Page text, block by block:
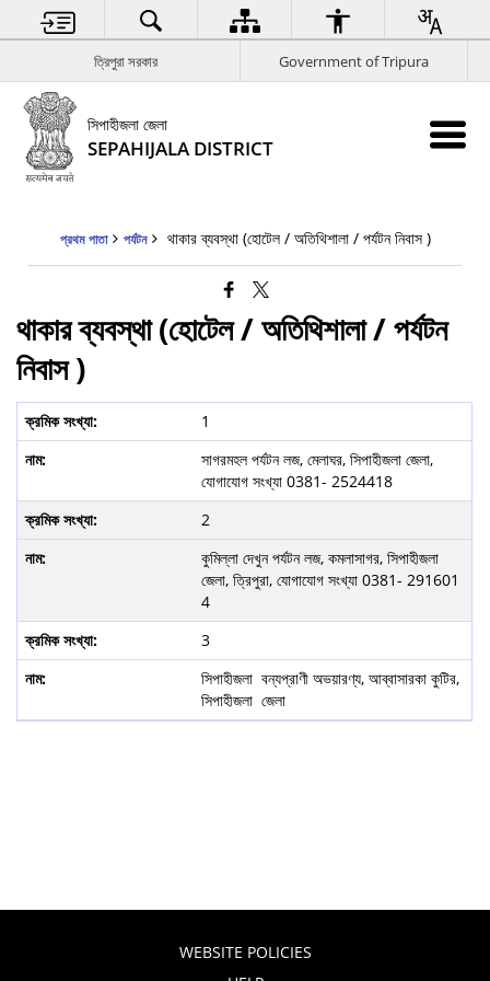
ত্রিপুরা সরকার Government of Tripura
সিপাহীজলা জেলা
SEPAHIJALA DISTRICT
প্রথম পাতা পর্যটন থাকার ব্যবস্থা (হোটেল / অতিথিশালা / পর্যটন নিবাস )
থাকার ব্যবস্থা (হোটেল / অতিথিশালা / পর্যটন
নিবাস )
1
সাগরমহল পর্যটন লজ, মেলাঘর, সিপাহীজলা জেলা,
যোগাযোগ সংখ্যা 0381- 2524418
2
কুমিল্লা দেখুন পর্যটন লজ, কমলাসাগর, সিপাহীজলা
জেলা, ত্রিপুরা, যোগাযোগ সংখ্যা 0381- 291601
4
3
সিপাহীজলা বন্যপ্রাণী অভয়ারণ্য, আব্বাসারকা কুটির,
সিপাহীজলা জেলা
WEBSITE POLICIES